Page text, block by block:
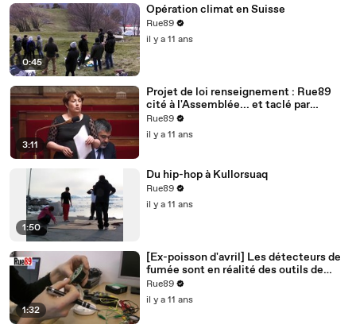
0:45
Opération climat en Suisse
Rue89
il y a 11 ans
3:11
Projet de loi renseignement : Rue89
cité à l'Assemblée... et taclé par
Bernard Cazeneuve
Rue89
il y a 11 ans
1:50
Du hip-hop à Kullorsuaq
Rue89
il y a 11 ans
1:32
[Ex-poisson d'avril] Les détecteurs de
fumée sont en réalité des outils de
surveillance
Rue89
il y a 11 ans